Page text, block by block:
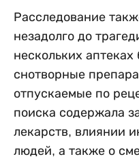
Расследование
незадолго до
нескольких
снотворные
отпускаемые по
поиска содержала
лекарств, влиянии
людей, а также о